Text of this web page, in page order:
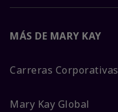
MÁS DE MARY KAY
Carreras Corporativas
Mary Kay Global